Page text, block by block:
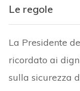
Le regole
La Presidente
ricordato ai
sulla sicurezza